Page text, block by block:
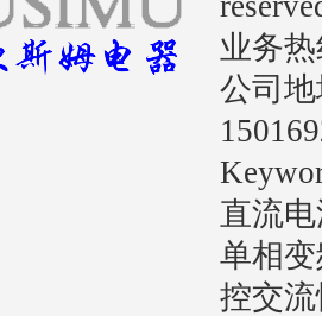
业务热
公司
直流
单相
控交